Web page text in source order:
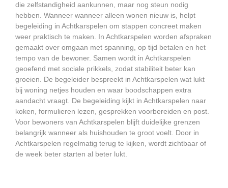
die zelfstandigheid aankunnen, maar nog steun nodig
hebben. Wanneer wanneer alleen wonen nieuw is, helpt
begeleiding in Achtkarspelen om stappen concreet maken
weer praktisch te maken. In Achtkarspelen worden afspraken
gemaakt over omgaan met spanning, op tijd betalen en het
tempo van de bewoner. Samen wordt in Achtkarspelen
geoefend met sociale prikkels, zodat stabiliteit beter kan
groeien. De begeleider bespreekt in Achtkarspelen wat lukt
bij woning netjes houden en waar boodschappen extra
aandacht vraagt. De begeleiding kijkt in Achtkarspelen naar
koken, formulieren lezen, gesprekken voorbereiden en post.
Voor bewoners van Achtkarspelen blijft duidelijke grenzen
belangrijk wanneer als huishouden te groot voelt. Door in
Achtkarspelen regelmatig terug te kijken, wordt zichtbaar of
de week beter starten al beter lukt.